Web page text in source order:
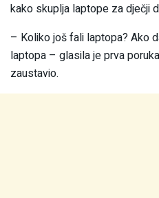
kako skuplja laptope za dječji
– Koliko još fali laptopa? Ako
laptopa – glasila je prva
zaustavio.